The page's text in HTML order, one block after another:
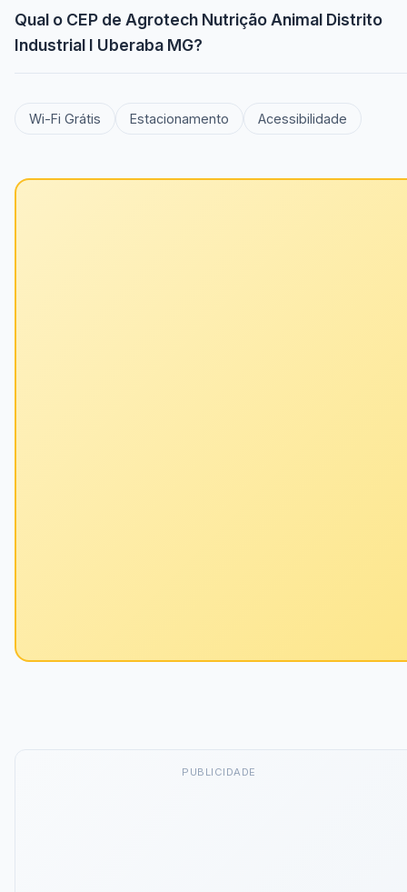
Qual o CEP de Agrotech Nutrição Animal Distrito
Industrial I Uberaba MG?
Wi-Fi Grátis Estacionamento Acessibilidade
PUBLICIDADE